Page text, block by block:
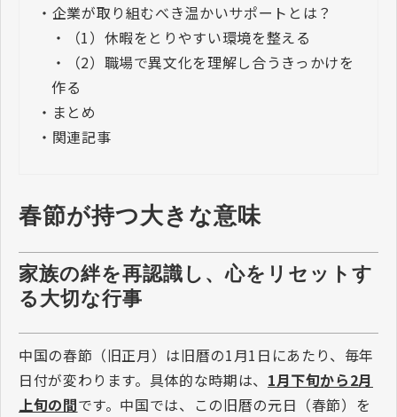
・ 企業が取り組むべき温かいサポートとは？
・
（1）休暇をとりやすい環境を整える
・
（2）職場で異文化を理解し合うきっかけを
作る
・ まとめ
・ 関連記事
春節が持つ大きな意味
家族の絆を再認識し、心をリセットす
る大切な行事
中国の春節（旧正月）は旧暦の1月1日にあたり、毎年
日付が変わります。具体的な時期は、 1月下旬から2月
上旬の間です。中国では、この旧暦の元日（春節）を